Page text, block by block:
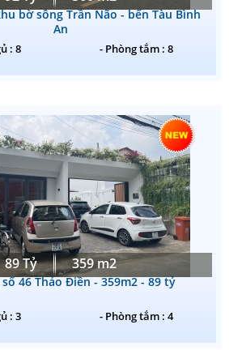
bờ sông Trần Não - bến Tàu Bình
An
: 8 - Phòng tắm : 8
89 Tỷ 359 m2
46 Thảo Điền - 359m2 - 89 tỷ
: 3 - Phòng tắm : 4